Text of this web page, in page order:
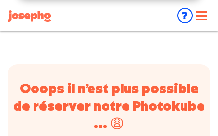
ÉVÉNEMENT PROFESSIONNEL
💼Location photobooth entreprises
Achat photobooth
Nous contacter
Ooops il n’est plus possible
de réserver notre Photokube
... 😩